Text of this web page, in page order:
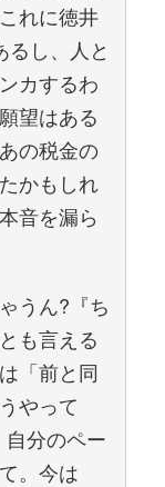
れに徳井
し、人と
カするわ
望はある
の税金の
かもしれ
音を漏ら
うん?『ち
も言える
「前と同
やって
分のペー
。今は